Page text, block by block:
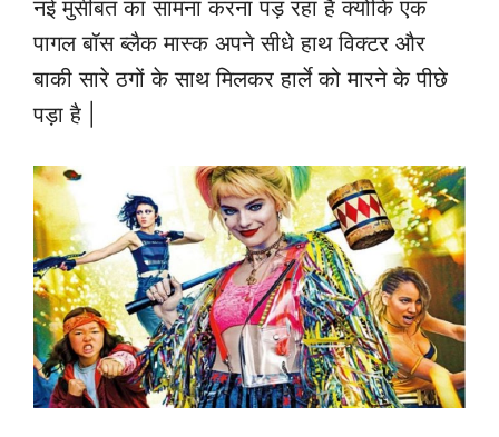
नई मुसीबत का सामना करना पड़ रहा है क्योंकि एक
पागल बॉस ब्लैक मास्क अपने सीधे हाथ विक्टर और
बाकी सारे ठगों के साथ मिलकर हार्ले को मारने के पीछे
पड़ा है |